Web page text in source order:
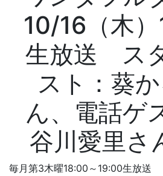
10/16（木
生放送 ス
スト：葵
ん、電話ゲ
谷川愛里さ
毎月第3木曜18:00～19:00生放送